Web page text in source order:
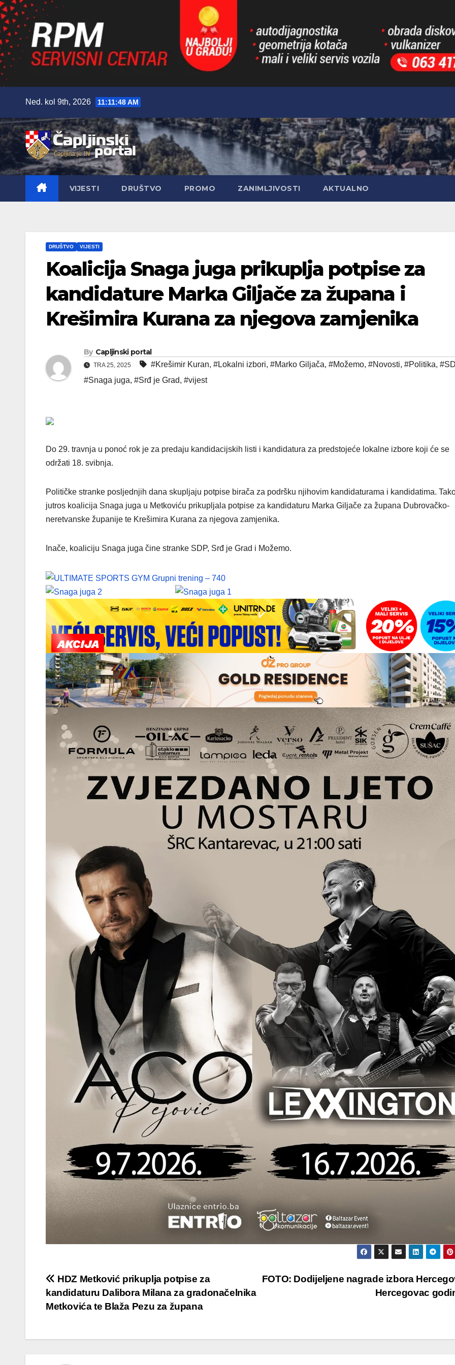
content
Ned. kol 9th, 2026 11:11:49 AM
VIJESTI DRUŠTVO PROMO ZANIMLJIVOSTI AKTUALNO
DRUŠTVO VIJESTI
Koalicija Snaga juga prikuplja potpise za
kandidature Marka Giljače za župana i
Krešimira Kurana za njegova zamjenika
By Capljinski portal
TRA 25, 2025 #Krešimir Kuran, #Lokalni izbori, #Marko Giljača, #Možemo, #Novosti, #Politika,
#Snaga juga, #Srđ je Grad, #vijest
Do 29. travnja u ponoć rok je za predaju kandidacijskih listi i kandidatura za predstojeće lokalne izbore koji će se
održati 18. svibnja.
Političke stranke posljednjih dana skupljaju potpise birača za podršku njihovim kandidaturama i kandidatima.
jutros koalicija Snaga juga u Metkoviću prikupljala potpise za kandidaturu Marka Giljače za župana Dubrovačko-
neretvanske županije te Krešimira Kurana za njegova zamjenika.
Inače, koaliciju Snaga juga čine stranke SDP, Srđ je Grad i Možemo.
Navigacija
objava
FOTO: Dodijeljene nagrade izbora
Hercegovac
HDZ Metković prikuplja potpise za
kandidaturu Dalibora Milana za gradonačelnika
Metkovića te Blaža Pezu za župana